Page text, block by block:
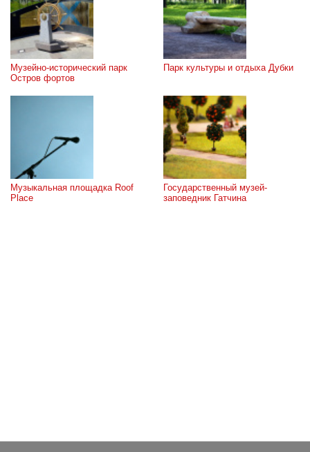
Музейно-исторический парк
Остров фортов
Парк культуры и отдыха Дубки
Музыкальная площадка Roof
Place
Государственный музей-
заповедник Гатчина